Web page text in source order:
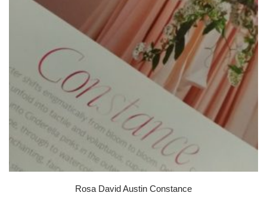
Rosa David Austin Constance